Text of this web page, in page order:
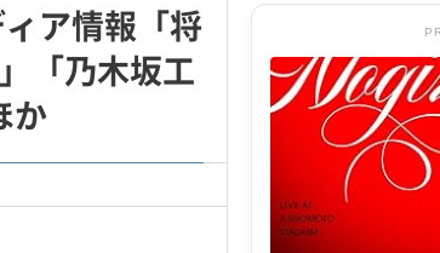
ア情報「将
「乃木坂工
か